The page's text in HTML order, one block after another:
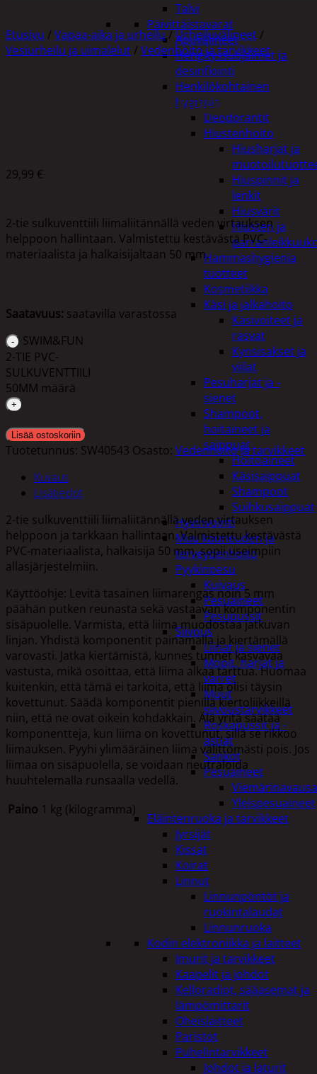
Talvi
Päivittäistavarat
Apuvälineet
Hengityssuojaimet ja
desinfiointi
Henkilökohtainen
hygienia
Deodorantit
Hiustenhoito
Hiusharjat ja
Hiuspinnit ja
lenkit
Hiusvärit
Hiusten ja
Hammashygienia
tuotteet
Kosmetiikka
Käsi ja jalkahoito
Käsivoiteet ja
rasvat
Kynsisakset ja
viilat
Pesuharjat ja -
sienet
Shampoot,
hoitaineet ja
saippuat
Hoitoaineet
Käsisaippuat
Shampoot
Suihkusaippuat
Hyvinvointi
Muu kauneuden ja
terveydenhoito
Pyykinpesu
Kuivaus
Pesuaineet
Pesupussit
Siivous
Liinat ja sienet
Mopit, harjat ja
varret
Muut
siivoustarvikkeet
Roskapussit ja -
astiat
Sankot
Pesuaineet
Yleispesuaineet
Eläintenruoka ja tarvikkeet
Jyrsijät
Kissat
Koirat
Linnut
Linnunpöntöt ja
ruokintalaudat
Linnunruoka
Kodin elektroniikka ja laitteet
Imurit ja tarvikkeet
Kaapelit ja johdot
Kelloradiot, sääasemat ja
lämpömittarit
Oheislaitteet
Paristot
Puhelintarvikkeet
Johdot ja laturit
Etusivu / Vapaa-aika ja urheilu/Urheiluvälineet /
Vesiurheilu ja uimalelut / Vedenhoito ja tarvikkeet
SWIM&FUN 2-TIE PVC-SULKUVENTTIILI 50MM
29,99 €
2-tie sulkuventtiili liimaliitännällä veden virtauksen
helppoon hallintaan. Valmistettu kestävästä PVC-
materiaalista ja halkaisijaltaan 50 mm.
Saatavuus: saatavilla varastossa
SWIM&FUN
2-TIE PVC-
SULKUVENTTIILI
50MM määrä
Lisää ostoskoriin
Tuotetunnus: SW40543 Osasto: Vedenhoito ja tarvikkeet
Kuvaus
Lisätiedot
2-tie sulkuventtiili liimaliitännällä veden virtauksen
helppoon ja tarkkaan hallintaan. Valmistettu kestävästä
PVC-materiaalista, halkaisija 50 mm, sopii useimpiin
allasjärjestelmiin.
Käyttöohje: Levitä tasainen liimarengas noin 5 mm
päähän putken reunasta sekä vastaavan komponentin
sisäpuolelle. Varmista, että liima muodostaa jatkuvan
linjan. Yhdistä komponentit painamalla ja kiertämällä
varovasti. Jatka kiertämistä, kunnes tunnet kasvavaa
vastusta, mikä osoittaa, että liima alkaa tarttua. Huomaa
kuitenkin, että tämä ei tarkoita, että liima olisi täysin
kovettunut. Säädä komponentit pienillä kiertoliikkeillä
niin, että ne ovat oikein kohdakkain. Älä yritä säätää
komponentteja, kun liima on kovettunut, sillä se rikkoo
liimauksen. Pyyhi ylimääräinen liima välittömästi pois. Jos
liimaa on sisäpuolella, se voidaan neutraloida
huuhtelemalla runsaalla vedellä.
Paino 1 kg (kilogramma)